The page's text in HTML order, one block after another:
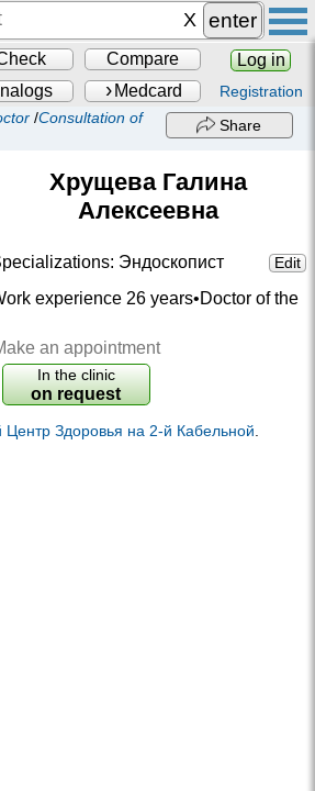
enter
Compare
Log in
Medcard Registration
/Consultation of
Share
Хрущева Галина
Алексеевна
Эндоскопист Edit
experience 26 years•Doctor of the
an appointment
In the clinic
on request
Центр Здоровья на 2-й Кабельной.